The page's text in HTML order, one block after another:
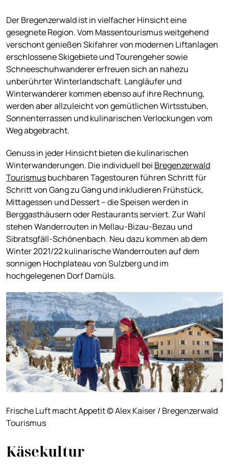
Der Bregenzerwald ist in vielfacher Hinsicht eine
gesegnete Region. Vom Massentourismus weitgehend
verschont genießen Skifahrer von modernen Liftanlagen
erschlossene Skigebiete und Tourengeher sowie
Schneeschuhwanderer erfreuen sich an nahezu
unberührter Winterlandschaft. Langläufer und
Winterwanderer kommen ebenso auf ihre Rechnung,
werden aber allzuleicht von gemütlichen Wirtsstuben,
Sonnenterrassen und kulinarischen Verlockungen vom
Weg abgebracht.
Genuss in jeder Hinsicht bieten die kulinarischen
Winterwanderungen. Die individuell bei Bregenzerwald
Tourismusbuchbaren Tagestouren führen Schritt für
Schritt von Gang zu Gang und inkludieren Frühstück,
Mittagessen und Dessert – die Speisen werden in
Berggasthäusern oder Restaurants serviert. Zur Wahl
stehen Wanderrouten in Mellau-Bizau-Bezau und
Sibratsgfäll-Schönenbach. Neu dazu kommen ab dem
Winter 2021/22 kulinarische Wanderrouten auf dem
sonnigen Hochplateau von Sulzberg und im
hochgelegenen Dorf Damüls.
Frische Luft macht Appetit © Alex Kaiser / Bregenzerwald
Tourismus
Käsekultur